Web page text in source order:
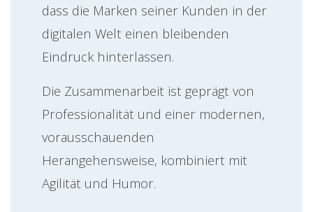
dass die Marken seiner Kunden in der
digitalen Welt einen bleibenden
Eindruck hinterlassen.
Die Zusammenarbeit ist geprägt von
Professionalität und einer modernen,
vorausschauenden
Herangehensweise, kombiniert mit
Agilität und Humor.